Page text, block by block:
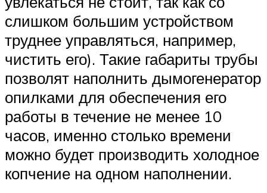
слишком большим устройством
труднее управляться, например,
чистить его). Такие габариты трубы
позволят наполнить дымогенератор
опилками для обеспечения его
работы в течение не менее 10
часов, именно столько времени
можно будет производить холодное
копчение на одном наполнении.